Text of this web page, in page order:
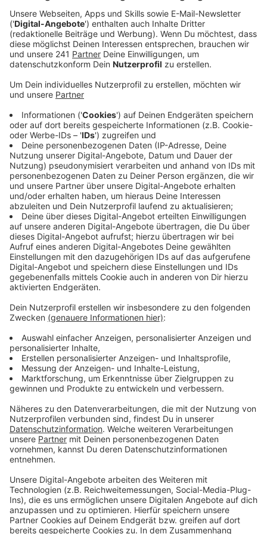
Veröffentlicht:Montag, 26.02.2024 15:39
Anzeige
Einige Fußball-Fans von Bayer 04 und dem 1.FC Köln
scheinen auf der Brücke einen Kampf auszutragen.
Teilweise sind die Fan-Graffiti beider Lager mehrere
Quadratmeter groß. In der Nacht auf Samstag haben
Köln-Fans offenbar versucht, ein großes Leverkusen-
Graffiti in Fahrtrichtung Köln mit einem großen weißen
„K“ zu übersprühen. Die Polizei konnte zwei
Verdächtige gegen 03.50 Uhr in Tatortnähe
festnehmen, sechs weitere Verdächtige sollen
geflohen sein. Wer etwas rund um die Sprayaktion
beobachtet hat, soll sich bei der Polizei melden
(telefonisch unter der Rufnummer 0221 2290 oder per
E-Mail unter poststelle.koeln@polizei.nrw.de).
Graffitis zu sprayen ist Sachbeschädigung und eine
Straftat. Es drohen hohe Geldstrafen und Haftstrafen
von bis zu zwei Jahren.
Anzeige
Weitere Meldungen aus Leverkusen
Anzeige
Kein Engpass auf Kinderintensivstation in Leverkusen
psychischen Problemen stationär behandelt
Leverkusen bekommt erstmal keine klimafreundlichen
Wasserflächen